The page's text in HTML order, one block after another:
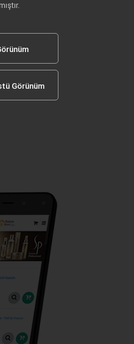
Görünüm